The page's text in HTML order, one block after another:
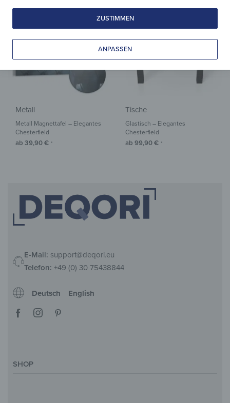
Metall
Metall Magnettafel – Elegantes
Chesterfield
ab 39,90€ *
Tische
Glastisch – Elegantes
Chesterfield
ab 99,90€ *
E-Mail: support@deqori.eu
Telefon: +49 (0) 30 75438844
Deutsch English
SHOP
ZUSTIMMEN
ANPASSEN